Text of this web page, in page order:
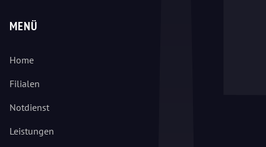
MENÜ
Home
Filialen
Notdienst
Leistungen